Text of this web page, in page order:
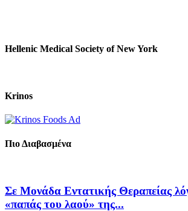
Hellenic Medical Society of New York
Krinos
Πιο Διαβασμένα
Σε Μονάδα Εντατικής Θεραπείας
«παπάς του λαού» της...